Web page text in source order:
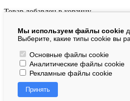
Мы используем файлы cookie
Выберите, какие типы cookie вы
Основные файлы cookie
Аналитические файлы cookie
Рекламные файлы cookie
Принять
Товар добавлен в корзину
В корзине:шт.
На сумму:руб.
Перейти в корзину
Продолжить покупки